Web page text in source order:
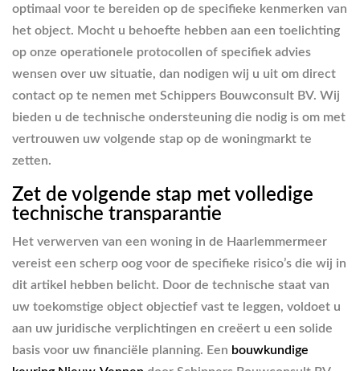
optimaal voor te bereiden op de specifieke kenmerken van
het object. Mocht u behoefte hebben aan een toelichting
op onze operationele protocollen of specifiek advies
wensen over uw situatie, dan nodigen wij u uit om direct
contact op te nemen met Schippers Bouwconsult BV. Wij
bieden u de technische ondersteuning die nodig is om met
vertrouwen uw volgende stap op de woningmarkt te
zetten.
Zet de volgende stap met volledige
technische transparantie
Het verwerven van een woning in de Haarlemmermeer
vereist een scherp oog voor de specifieke risico’s die wij in
dit artikel hebben belicht. Door de technische staat van
uw toekomstige object objectief vast te leggen, voldoet u
aan uw juridische verplichtingen en creëert u een solide
basis voor uw financiële planning. Een bouwkundige